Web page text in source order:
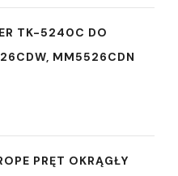
TK-5240C DO
MM5526CDN
PRĘT OKRĄGŁY